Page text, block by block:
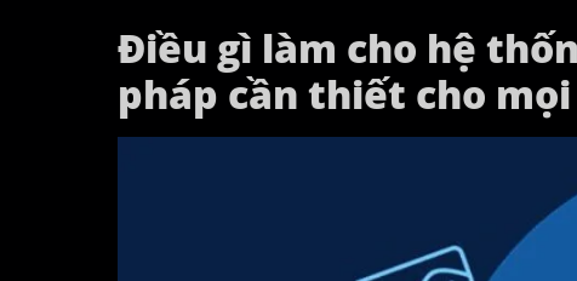
Điều gì làm cho hệ
pháp cần thiết cho